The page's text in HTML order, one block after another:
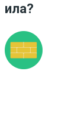
ила?